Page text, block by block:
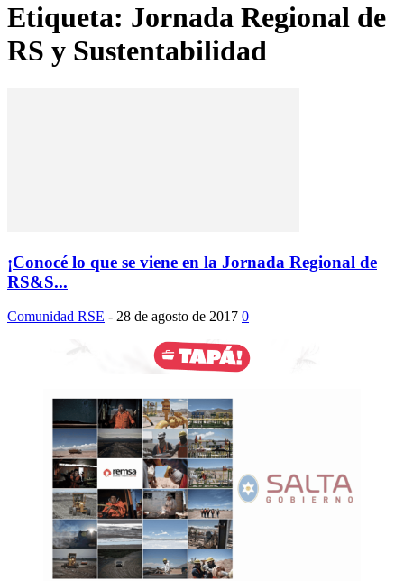
Etiqueta: Jornada Regional de
RS y Sustentabilidad
¡Conocé lo que se viene en la Jornada Regional de
RS&S...
Comunidad RSE - 28 de agosto de 2017 0